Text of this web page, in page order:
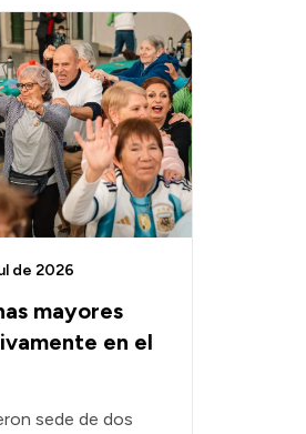
mayores
en el
de 2026
sede de dos